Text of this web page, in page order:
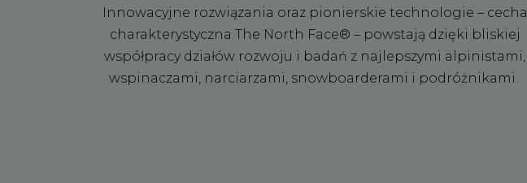
Innowacyjne rozwiązania oraz pionierskie technologie – cecha
charakterystyczna The North Face® – powstają dzięki bliskiej
współpracy działów rozwoju i badań z najlepszymi alpinistami,
wspinaczami, narciarzami, snowboarderami i podróżnikami.